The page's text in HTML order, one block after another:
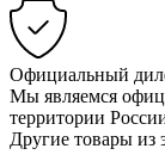
Официальный
Мы являемся
территории
Другие товары из